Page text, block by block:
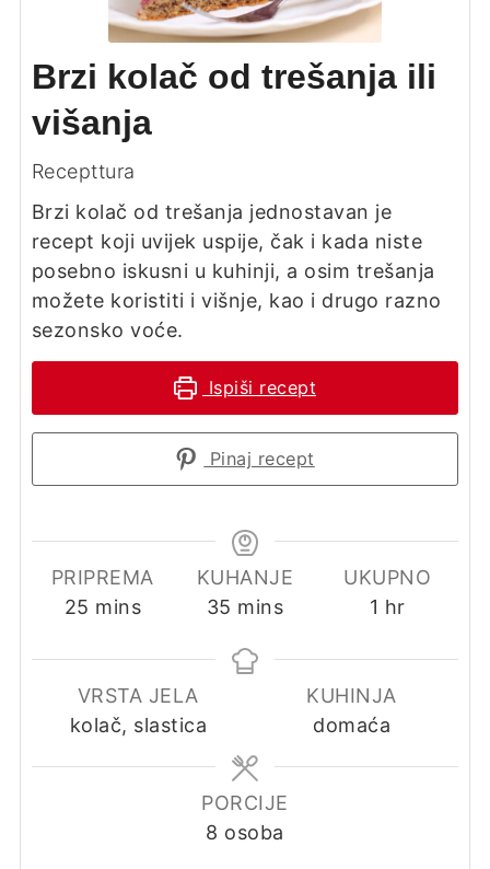
Brzi kolač od trešanja ili
višanja
Recepttura
Brzi kolač od trešanja jednostavan je
recept koji uvijek uspije, čak i kada niste
posebno iskusni u kuhinji, a osim trešanja
možete koristiti i višnje, kao i drugo razno
sezonsko voće.
Ispiši recept
Pinaj recept
PRIPREMA
25 minutes
mins
KUHANJE
35 minutes
mins
UKUPNO
1 hour
hr
VRSTA JELA
kolač, slastica
KUHINJA
domaća
PORCIJE
8 osoba